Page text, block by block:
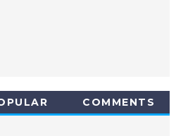
COMMENTS